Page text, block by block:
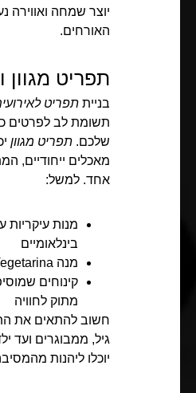
יוצר שמחה ואווירה
האורחים.
תפריט מגוון
בניית תפריט
תשומת לב לפרטים
שלכם. תפריט מגוון
מאכלים ייחודיים,
אחד. למשל:
מנות עיקריות
בינלאומיים
מנה Vegetarina עונתית
קינוחים
מתוק לחוויה
חשוב להתאים את
גיל, ממבוגרים ועד
יוכלו ליהנות